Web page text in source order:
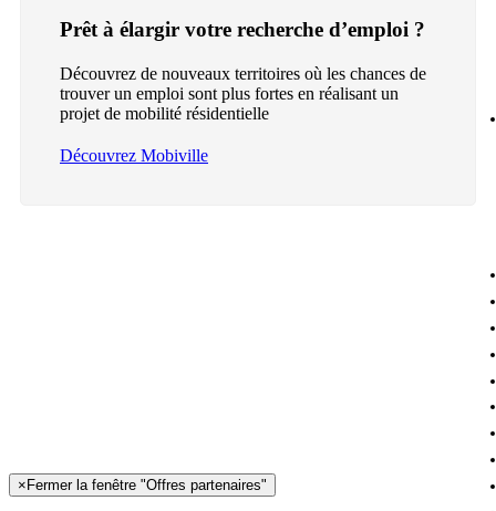
Prêt à élargir votre recherche d’emploi ?
Découvrez de nouveaux territoires où les chances de
trouver un emploi sont plus fortes en réalisant un
projet de mobilité résidentielle
Découvrez Mobiville
× Fermer la fenêtre "Offres partenaires"